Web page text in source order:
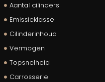
Aantal cilinders
Emissieklasse
Cilinderinhoud
Vermogen
Topsnelheid
Carrosserie